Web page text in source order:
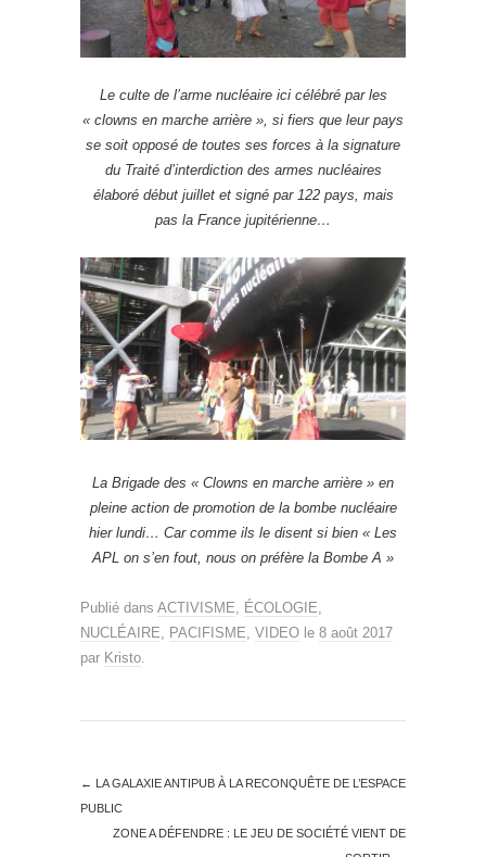
Le culte de l’arme nucléaire ici célébré par les
« clowns en marche arrière », si fiers que leur pays
se soit opposé de toutes ses forces à la signature
du Traité d’interdiction des armes nucléaires
élaboré début juillet et signé par 122 pays, mais
pas la France jupitérienne…
La Brigade des « Clowns en marche arrière » en
pleine action de promotion de la bombe nucléaire
hier lundi… Car comme ils le disent si bien « Les
APL on s’en fout, nous on préfère la Bombe A »
Publié dans ACTIVISME ÉCOLOGIE
NUCLÉAIRE
PACIFISME VIDEO le 8 août 2017
par Kristo
← LA GALAXIE ANTIPUB À LA RECONQUÊTE DE L’ESPACE
PUBLIC
ZONE A DÉFENDRE : LE JEU DE SOCIÉTÉ VIENT DE